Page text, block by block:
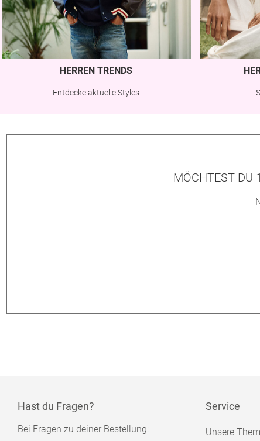
HERREN TRENDS
Entdecke aktuelle Styles
MÖCHTEST DU
Hast du Fragen?
Bei Fragen zu deiner Bestellung:
Service
Unsere